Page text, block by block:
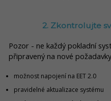
2. Zkontrolujte
Pozor - ne každý pokladní
připravený na nové
možnost napojení na EET 2.0
pravidelné aktualizace systému